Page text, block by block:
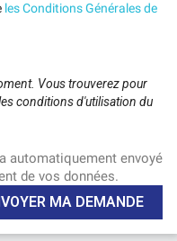
les Conditions Générales de
Vous trouverez pour
conditions d'utilisation du
automatiquement envoyé
de vos données.
MA DEMANDE